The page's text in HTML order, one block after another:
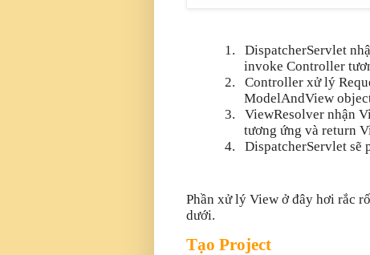
1.
DispatcherServlet
invoke Controller
2.
Controller xử lý
ModelAndView
3.
ViewResolver nhận
tương ứng và return
4.
DispatcherServlet sẽ
Phần xử lý View ở đây hơi rắc
dưới.
Tạo Project